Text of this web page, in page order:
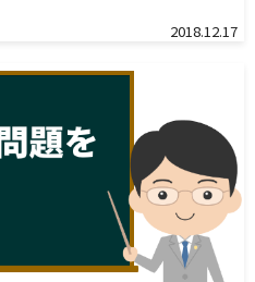
2018.12.17